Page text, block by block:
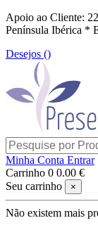
Apoio ao Cliente:
Península Ibérica *
Desejos ()
Minha Conta Entrar
Carrinho 0 0.00 €
Seu carrinho
×
Não existem mais